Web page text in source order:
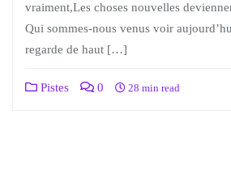
vraiment,Les choses nouvelles
Qui sommes-nous venus voir
regarde de haut […]
Pistes 0 28 min read